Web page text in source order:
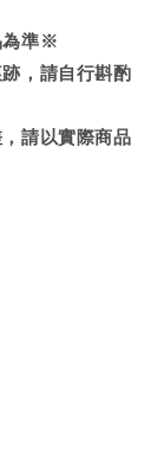
為準※
，請自行斟酌
請以實際商品